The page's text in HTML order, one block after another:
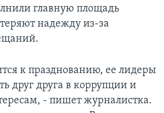
главную площадь
надежду из-за
к празднованию, ее лидеры
друг друга в коррупции и
- пишет журналистка.